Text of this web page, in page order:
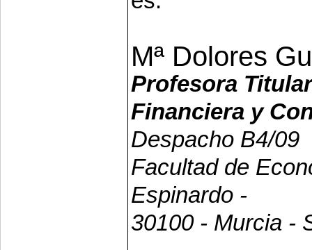
Mª Dolores
Profesora
Financiera y
Despacho B4/09
Facultad de
Espinardo -
30100 - Murcia -